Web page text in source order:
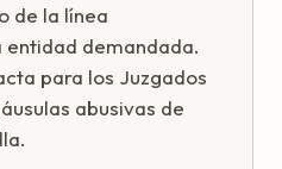
de la línea
demandada.
para los Juzgados
abusivas de